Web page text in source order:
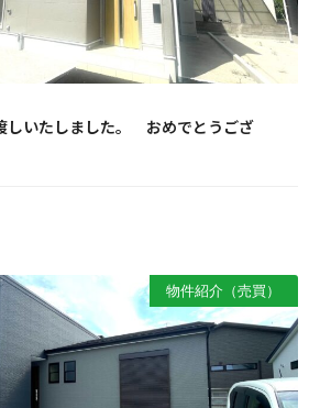
しいたしました。 おめでとうござ
物件紹介（売買）